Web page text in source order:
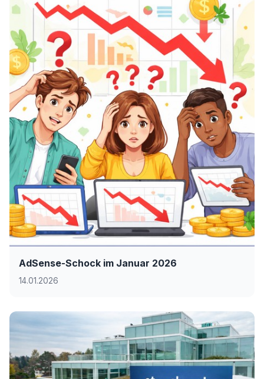
AdSense-Schock im Januar 2026
14.01.2026